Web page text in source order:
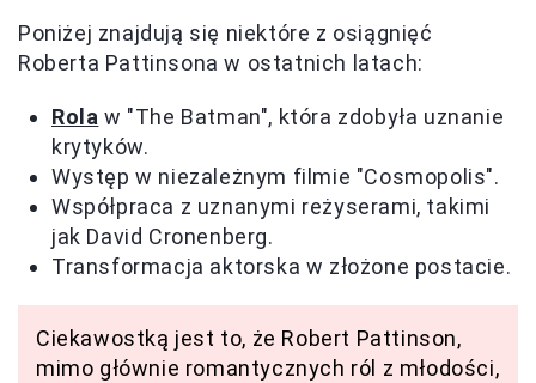
Poniżej znajdują się niektóre z osiągnięć
Roberta Pattinsona w ostatnich latach:
Rola w "The Batman", która zdobyła uznanie
krytyków.
Występ w niezależnym filmie "Cosmopolis".
Współpraca z uznanymi reżyserami, takimi
jak David Cronenberg.
Transformacja aktorska w złożone postacie.
Ciekawostką jest to, że Robert Pattinson,
mimo głównie romantycznych ról z młodości,